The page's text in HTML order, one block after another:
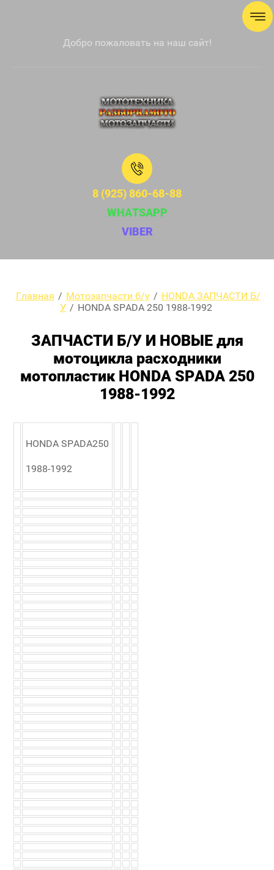
Добро пожаловать на наш сайт!
8 (925) 860-68-88
WHATSAPP
VIBER
Главная / Мотозапчасти б/у / HONDA ЗАПЧАСТИ Б/
У / HONDA SPADA 250 1988-1992
ЗАПЧАСТИ Б/У И НОВЫЕ для
мотоцикла расходники
мотопластик HONDA SPADA 250
1988-1992
HONDA SPADA250
1988-1992